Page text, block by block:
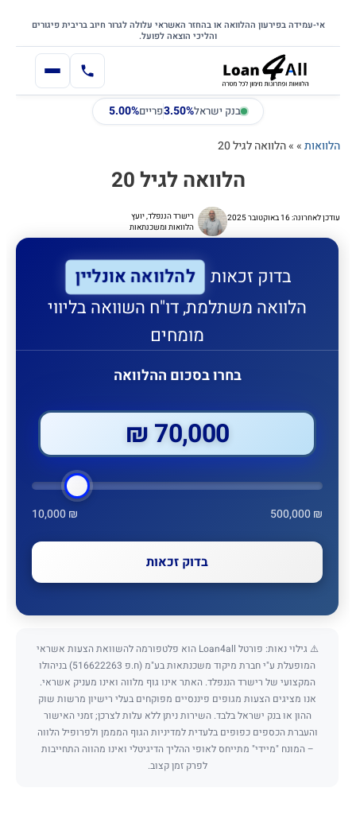
לתוכן
דלג לתוכן הראשי
אי-עמידה בפירעון ההלוואה או בהחזר האשראי עלולה לגרור חיוב בריבית פיגורים
והליכי הוצאה לפועל.
בנק ישראל3.50%פריים5.00%
הלוואות»
»הלוואה לגיל 20
הלוואה לגיל 20
עודכן לאחרונה: 16 באוקטובר 2025
רישרד הננפלד, יועץ
הלוואות ומשכנתאות
בדוק זכאות להלוואה אונליין
הלוואה משתלמת, דו"ח השוואה בליווי
מומחים
בחרו בסכום ההלוואה
70,000 ₪
10,000 ₪ 500,000 ₪
בדוק זכאות
⚠️ גילוי נאות: פורטל Loan4all הוא פלטפורמה להשוואת הצעות אשראי
המופעלת ע"י חברת מיקוד משכנתאות בע"מ (ח.פ 516622263) בניהולו
המקצועי של רישרד הננפלד. האתר אינו גוף מלווה ואינו מעניק אשראי.
אנו מציגים הצעות מגופים פיננסיים מפוקחים בעלי רישיון מרשות שוק
ההון או בנק ישראל בלבד. השירות ניתן ללא עלות לצרכן; זמני האישור
והעברת הכספים כפופים בלעדית למדיניות הגוף המממן ולפרופיל הלווה
– המונח "מיידי" מתייחס לאופי ההליך הדיגיטלי ואינו מהווה התחייבות
לפרק זמן קצוב.